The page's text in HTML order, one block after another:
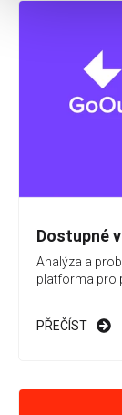
Dostupné
Analýza a
platforma pro
PŘEČÍST